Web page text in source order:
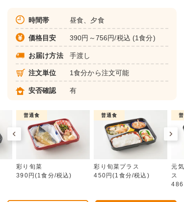
時間帯 昼食、夕食
価格目安 390円～756円/税込 (1食分)
お届け方法 手渡し
注文単位 1食分から注文可能
安否確認 有
普通食
彩り旬菜
390円(1食分/税込)
普通食
彩り旬菜プラス
450円(1食分/税込)
元
ス